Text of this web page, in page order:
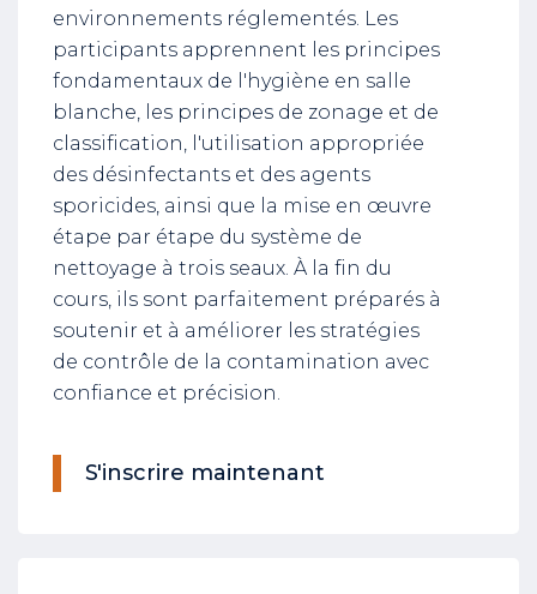
environnements réglementés. Les
participants apprennent les principes
fondamentaux de l'hygiène en salle
blanche, les principes de zonage et de
classification, l'utilisation appropriée
des désinfectants et des agents
sporicides, ainsi que la mise en œuvre
étape par étape du système de
nettoyage à trois seaux. À la fin du
cours, ils sont parfaitement préparés à
soutenir et à améliorer les stratégies
de contrôle de la contamination avec
confiance et précision.
S'inscrire maintenant